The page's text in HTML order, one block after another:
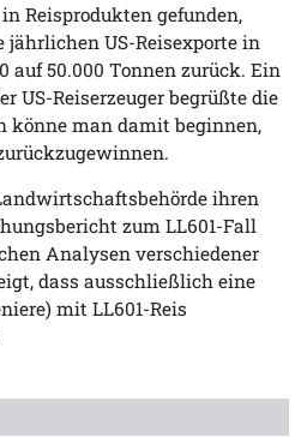
Reisprodukten gefunden,
jährlichen US-Reisexporte in
auf 50.000 Tonnen zurück. Ein
US-Reiserzeuger begrüßte die
könne man damit beginnen,
ihren
zum LL601-Fall
Analysen verschiedener
dass ausschließlich eine
mit LL601-Reis